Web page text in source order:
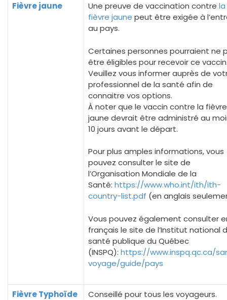
Fièvre jaune Une preuve de vaccination contre la
fièvre jaune peut être exigée à
au pays.
Certaines personnes pourraient ne
être éligibles pour recevoir ce
Veuillez vous informer auprès de
professionnel de la santé afin de
connaitre vos options.
À noter que le vaccin contre la fièvre
jaune devrait être administré au
10 jours avant le départ.
Pour plus amples informations, vous
pouvez consulter le site de
l’Organisation Mondiale de la
Santé: https://www.who.int/ith/ith-
country-list.pdf (en anglais
Vous pouvez également consulter
français le site de l’Institut national
santé publique du Québec
(INSPQ): https://www.inspq.qc.ca/
voyage/guide/pays
Fièvre Typhoïde
Conseillé pour tous les voyageurs.